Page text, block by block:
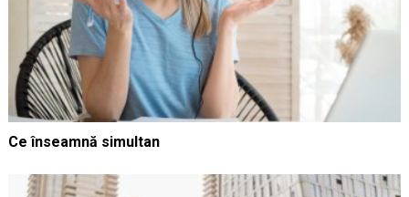
Ce înseamnă simultan